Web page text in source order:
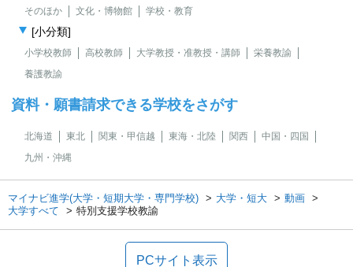
そのほか 文化・博物館 学校・教育
[小分類]
小学校教師 高校教師 大学教授・准教授・講師
栄養教諭
養護教諭
資料・願書請求できる学校をさがす
北海道 東北 関東・甲信越 東海・北陸 関西
中国・四国
九州・沖縄
マイナビ進学(大学・短期大学・専門学校) 大学・短大
動画
大学すべて
特別支援学校教諭
PCサイト表示